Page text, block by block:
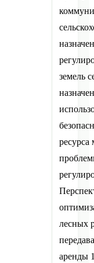
земель
ресурса
лесных
аренды